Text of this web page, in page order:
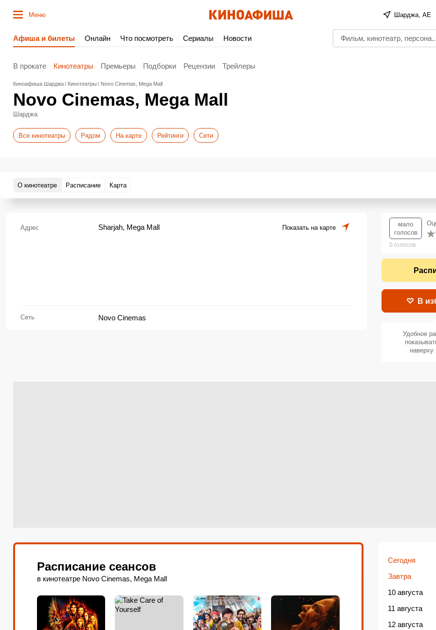
Меню Шарджа, AE
Афиша и билеты Онлайн Что посмотреть Сериалы Новости
В прокате Кинотеатры Премьеры Подборки Рецензии Трейлеры
Киноафиша Шарджа Кинотеатры Novo Cinemas, Mega Mall
Novo Cinemas, Mega Mall
Шарджа
Все кинотеатры Рядом На карте Рейтинги Сети
О кинотеатре Расписание Карта
Адрес Sharjah, Mega Mall Показать на карте
Сеть Novo Cinemas
мало
голосов
0 голосов
В
Удобное
наверху
Расписание сеансов
в кинотеатре Novo Cinemas, Mega Mall
Сегодня
Завтра
10 августа
11 августа
12 августа